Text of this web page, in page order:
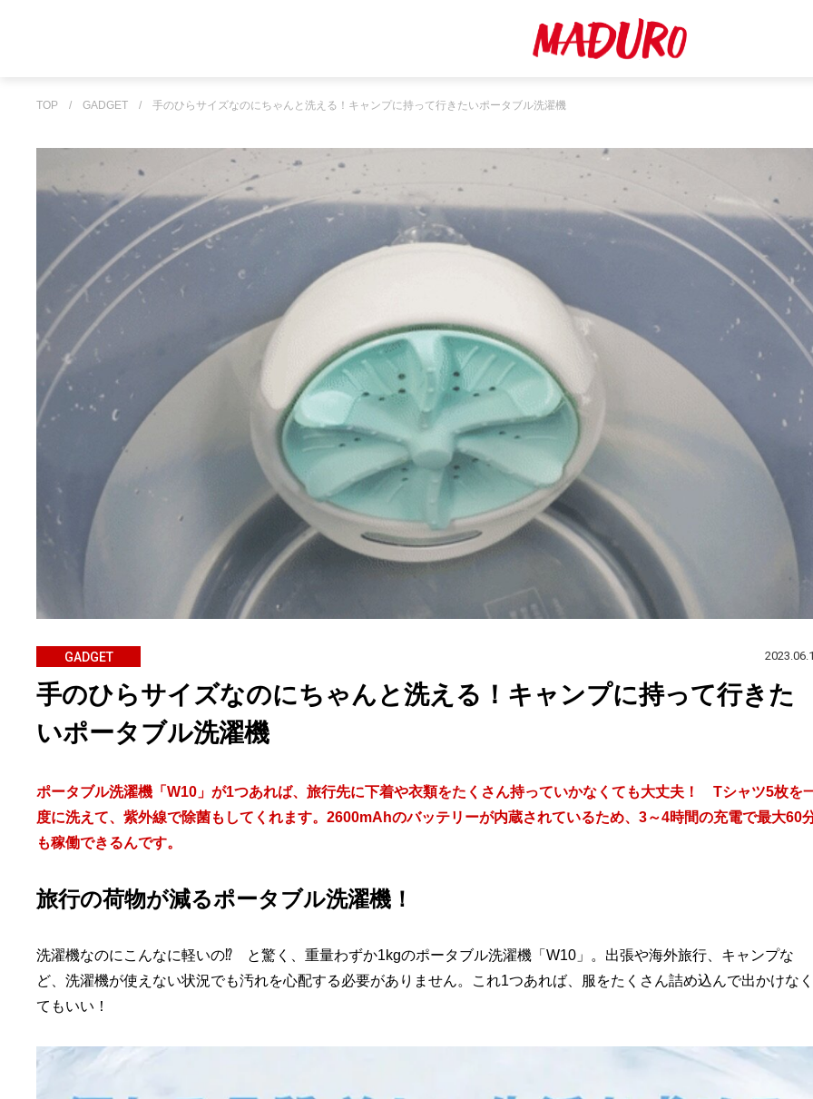
TOP / GADGET / 手のひらサイズなのにちゃんと洗える！キャンプに持って行きたいポータブル洗濯機
GADGET
手のひらサイズなのにちゃんと洗える！キャンプに持って行きた
いポータブル洗濯機
ポータブル洗濯機「W10」が1つあれば、旅行先に下着や衣類をたくさん持っていかなくても大丈夫！ Tシャツ5枚を
度に洗えて、紫外線で除菌もしてくれます。2600mAhのバッテリーが内蔵されているため、3～4時間の充電で最大60
も稼働できるんです。
旅行の荷物が減るポータブル洗濯機！
洗濯機なのにこんなに軽いの⁉︎ と驚く、重量わずか1kgのポータブル洗濯機「W10」。出張や海外旅行、キャンプな
ど、洗濯機が使えない状況でも汚れを心配する必要がありません。これ1つあれば、服をたくさん詰め込んで出かけなく
てもいい！